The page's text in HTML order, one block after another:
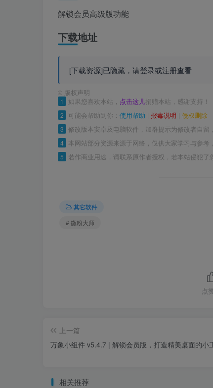
解锁会员高级版功能
下载地址
[下载资源]已隐藏，请登录或注册查看
© 版权声明
1 如果您喜欢本站， 点击这儿捐赠本站，感谢支持！
2 可能会帮助到你： 使用帮助 | 报毒说明 | 侵权删除
3 修改版本安卓及电脑软件，加群提示为修改者自留
4 本网站部分资源来源于网络，仅供大家学习与参考
5 若作商业用途，请联系原作者授权，若本站侵犯了
其它软件
# 微粉大师
点赞
上一篇
万象小组件 v5.4.7 | 解锁会员版，打造精美桌面的小
相关推荐